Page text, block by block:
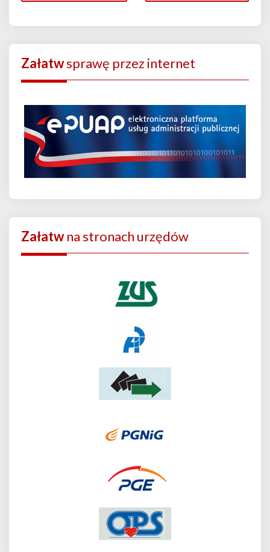
Załatwsprawę przez internet
Załatwna stronach urzędów